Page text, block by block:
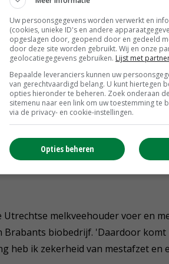
Landbouw voor de
Terra. Sturkenboom zegt dat
en nieuwe generatie boeren.
Kennisnet biedt boeren en
Bij AOC Terra wordt de
Denk aan onze lessen
of het effect heeft. 'Als je zo bezig
mijn inzet ligt. Wel zie ik gezonde
melkveehouder voer en
Brabants biobedrijf. 'Daardoor
heb ik zekerheid van mestafzet en
Uw persoonsgegevens worden verwerkt en
(cookies, unieke ID's en andere
opgeslagen door, geopend door en gedeeld
door deze site worden gebruikt. Wij en onze
geolocatiegegevens gebruiken. Lijst met
Bepaalde leveranciers kunnen uw
van gerechtvaardigd belang. U kunt hiertegen
opties hieronder te beheren. Zoek onderaan
sitemenu naar een link om uw toestemming te
via de privacy- en cookie-instellingen.
Opties beheren